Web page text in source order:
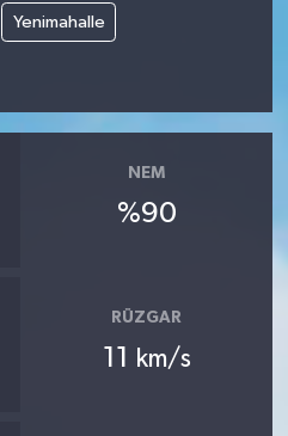
Yenimahalle
NEM
%90
RÜZGAR
11 km/s